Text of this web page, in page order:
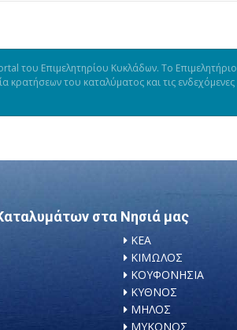
του Επιμελητηρίου Κυκλάδων. Το Επιμελητήριο
κρατήσεων του καταλύματος και τις ενδεχόμενες
στα Νησιά μας
ΚΕΑ
ΚΙΜΩΛΟΣ
ΚΟΥΦΟΝΗΣΙΑ
ΚΥΘΝΟΣ
ΜΗΛΟΣ
ΜΥΚΟΝΟΣ